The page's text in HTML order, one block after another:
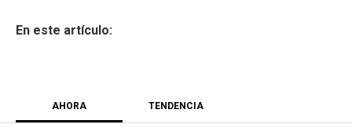
AHORA TENDENCIA